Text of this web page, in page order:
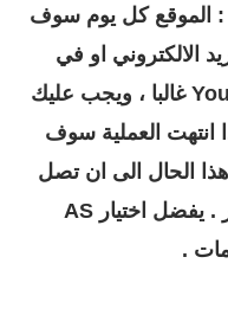
: الموقع كل يوم سوف
الالكتروني او في
صفحة الخاصة على الموقع YouGov غالبا ، ويجب عليك
انتهت العملية سوف
هذا الحال الى ان تصل
5000 نقطة ويمكنك ربح 50 دولار . يفضل اختيار AS